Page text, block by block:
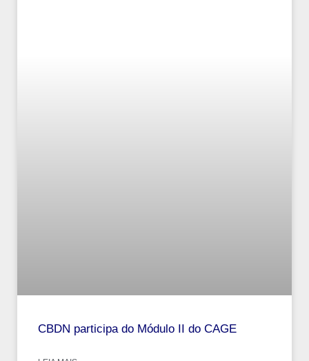
CBDN participa do Módulo II do CAGE